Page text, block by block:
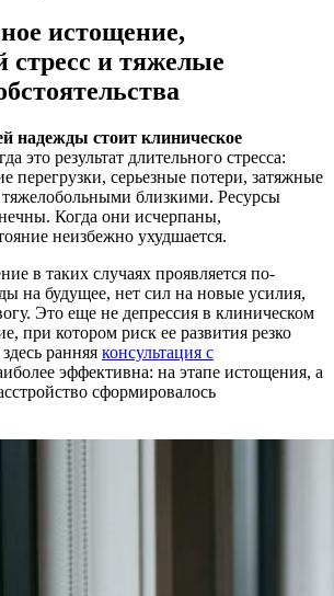
истощение,
стресс и тяжелые
надежды стоит клиническое
это результат длительного стресса:
перегрузки, серьезные потери, затяжные
близкими. Ресурсы
Когда они исчерпаны,
неизбежно ухудшается.
в таких случаях проявляется по-
на будущее, нет сил на новые усилия,
Это еще не депрессия в клиническом
при котором риск ее развития резко
ранняя консультация с
эффективна: на этапе истощения, а
сформировалось